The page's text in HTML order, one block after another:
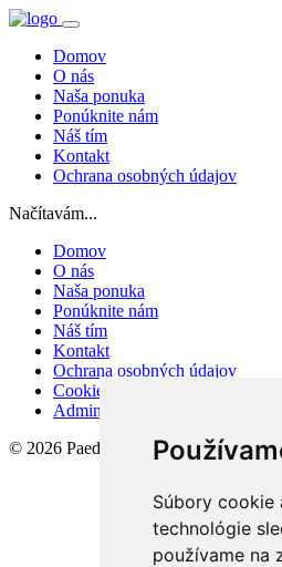
Súbory cookie
technológie
používame na
Domov
O nás
Naša ponuka
Ponúknite nám
Náš tím
Kontakt
Ochrana osobných údajov
Načítavám...
Domov
O nás
Naša ponuka
Ponúknite nám
Náš tím
Kontakt
Ochrana osobných údajov
Cookies
Admin
© 2026 PaedDr. Marcel Antoš -